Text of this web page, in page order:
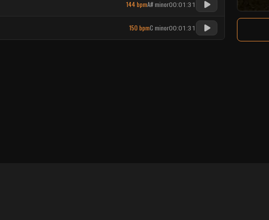
144 bpmA# minor00:01:31
150 bpmC minor00:01:31